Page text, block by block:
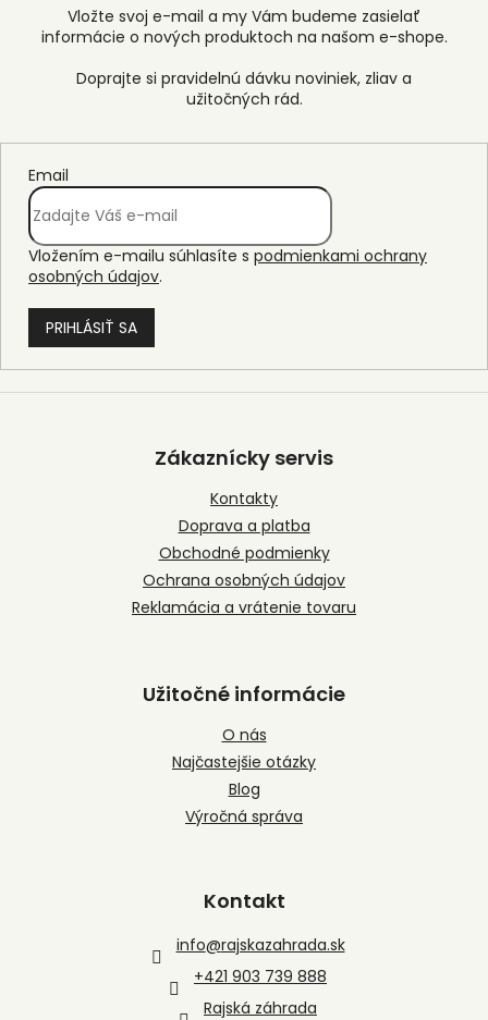
Vložte svoj e-mail a my Vám budeme zasielať
informácie o nových produktoch na našom e-shope.
Email
Vložením e-mailu súhlasíte s podmienkami ochrany
osobných údajov.
PRIHLÁSIŤ SA
Z
Zákaznícky servis
Kontakty
Doprava a platba
Obchodné podmienky
Ochrana osobných údajov
Reklamácia a vrátenie tovaru
Užitočné informácie
O nás
Najčastejšie otázky
Blog
Výročná správa
Kontakt
info@rajskazahrada.sk
+421 903 739 888
Rajská záhrada